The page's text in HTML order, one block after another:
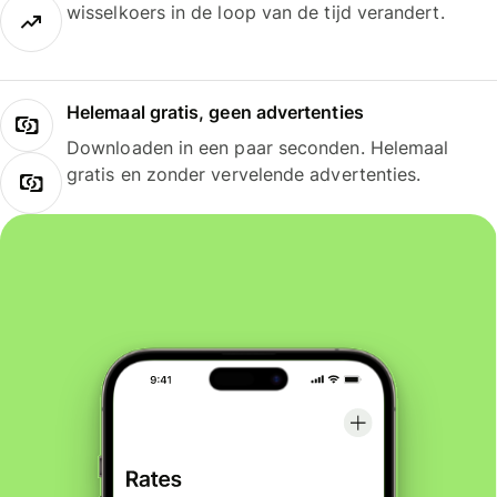
wisselkoers in de loop van de tijd verandert.
Helemaal gratis, geen advertenties
Downloaden in een paar seconden. Helemaal
gratis en zonder vervelende advertenties.